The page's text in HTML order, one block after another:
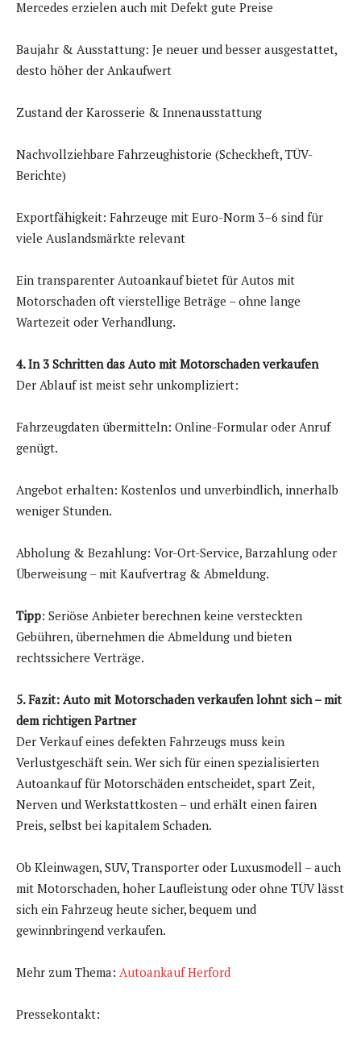
Mercedes erzielen auch mit Defekt gute Preise
Baujahr & Ausstattung: Je neuer und besser ausgestattet,
desto höher der Ankaufwert
Zustand der Karosserie & Innenausstattung
Nachvollziehbare Fahrzeughistorie (Scheckheft, TÜV-
Berichte)
Exportfähigkeit: Fahrzeuge mit Euro-Norm 3–6 sind für
viele Auslandsmärkte relevant
Ein transparenter Autoankauf bietet für Autos mit
Motorschaden oft vierstellige Beträge – ohne lange
Wartezeit oder Verhandlung.
4. In 3 Schritten das Auto mit Motorschaden verkaufen
Der Ablauf ist meist sehr unkompliziert:
Fahrzeugdaten übermitteln: Online-Formular oder Anruf
genügt.
Angebot erhalten: Kostenlos und unverbindlich, innerhalb
weniger Stunden.
Abholung & Bezahlung: Vor-Ort-Service, Barzahlung oder
Überweisung – mit Kaufvertrag & Abmeldung.
Tipp: Seriöse Anbieter berechnen keine versteckten
Gebühren, übernehmen die Abmeldung und bieten
rechtssichere Verträge.
5. Fazit: Auto mit Motorschaden verkaufen lohnt sich – mit
dem richtigen Partner
Der Verkauf eines defekten Fahrzeugs muss kein
Verlustgeschäft sein. Wer sich für einen spezialisierten
Autoankauf für Motorschäden entscheidet, spart Zeit,
Nerven und Werkstattkosten – und erhält einen fairen
Preis, selbst bei kapitalem Schaden.
Ob Kleinwagen, SUV, Transporter oder Luxusmodell – auch
mit Motorschaden, hoher Laufleistung oder ohne TÜV lässt
sich ein Fahrzeug heute sicher, bequem und
gewinnbringend verkaufen.
Mehr zum Thema: Autoankauf Herford
Pressekontakt: